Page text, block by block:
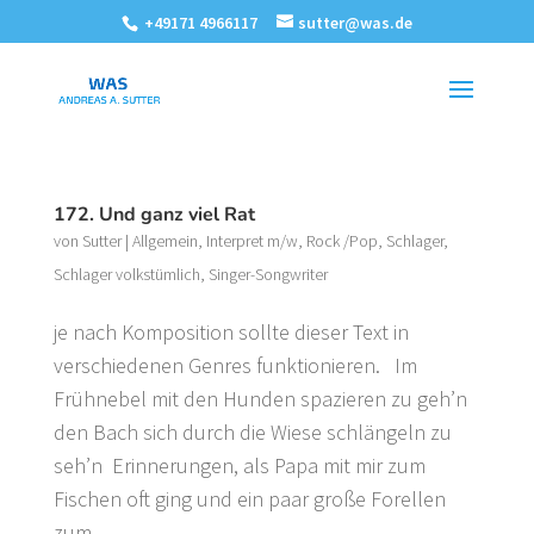
+49171 4966117 sutter@was.de
172. Und ganz viel Rat
von Sutter| Allgemein, Interpret m/w, Rock /Pop, Schlager,
Schlager volkstümlich, Singer-Songwriter
je nach Komposition sollte dieser Text in
verschiedenen Genres funktionieren. Im
Frühnebel mit den Hunden spazieren zu geh’n
den Bach sich durch die Wiese schlängeln zu
seh’n Erinnerungen, als Papa mit mir zum
Fischen oft ging und ein paar große Forellen